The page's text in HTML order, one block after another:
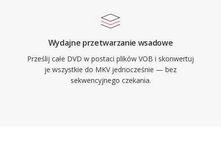
Wydajne przetwarzanie wsadowe
Prześlij całe DVD w postaci plików VOB i skonwertuj
je wszystkie do MKV jednocześnie — bez
sekwencyjnego czekania.